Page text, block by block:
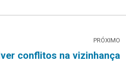
PRÓXIMO
conflitos na vizinhança